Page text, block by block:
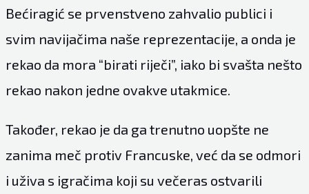
Bećiragić se prvenstveno zahvalio publici i
svim navijačima naše reprezentacije, a onda je
rekao da mora “birati riječi”, iako bi svašta nešto
rekao nakon jedne ovakve utakmice.
Također, rekao je da ga trenutno uopšte ne
zanima meč protiv Francuske, već da se odmori
i uživa s igračima koji su večeras ostvarili